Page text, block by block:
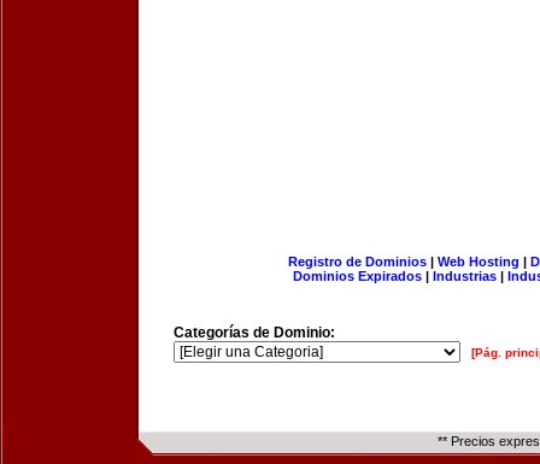
Registro de Dominios| Web Hosting |
Dominios Expirados | Industrias |
Categorías de Dominio:
[Pág.
** Precios